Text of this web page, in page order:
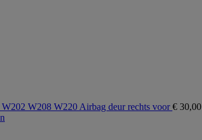
W208 W220 Airbag deur rechts voor€ 30,00